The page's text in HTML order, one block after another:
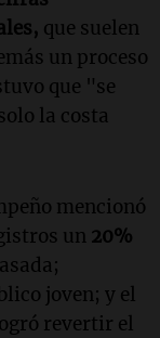
que suelen
un proceso
que "se
la costa
mencionó
un 20%
joven; y el
revertir el